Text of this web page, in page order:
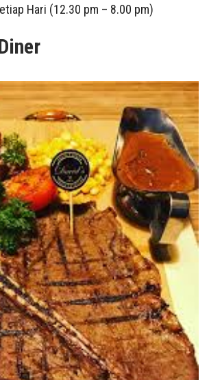
Hari (12.30 pm – 8.00 pm)